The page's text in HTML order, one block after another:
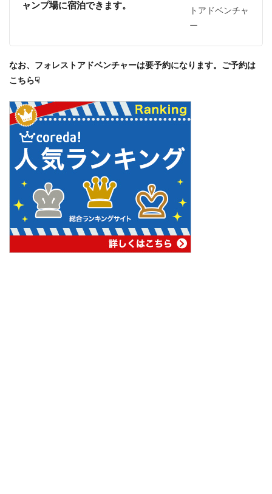
ャンプ場に宿泊できます。
なお、フォレストアドベンチャーは要予約になります。ご予約は
こちら☟